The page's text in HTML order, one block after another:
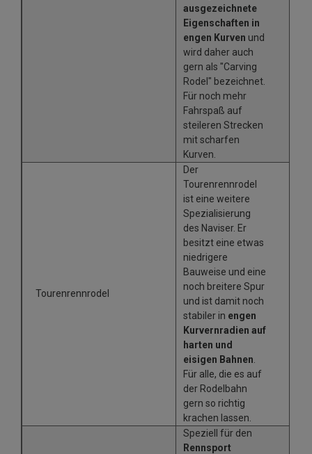
ausgezeichnete
Eigenschaften in
engen Kurven und
wird daher auch
gern als "Carving
Rodel" bezeichnet.
Für noch mehr
Fahrspaß auf
steileren Strecken
mit scharfen
Kurven.
Tourenrennrodel
Der
Tourenrennrodel
ist eine weitere
Spezialisierung
des Naviser. Er
besitzt eine etwas
niedrigere
Bauweise und eine
noch breitere Spur
und ist damit noch
stabiler in engen
Kurvernradien auf
harten und
eisigen Bahnen
Für alle, die es auf
der Rodelbahn
gern so richtig
krachen lassen.
Speziell für den
Rennsport